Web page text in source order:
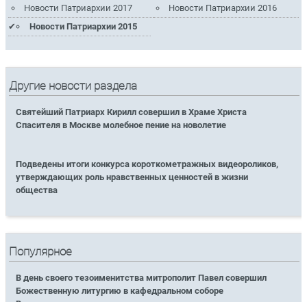
Новости Патриархии 2017
Новости Патриархии 2016
Новости Патриархии 2015
Другие новости раздела
Святейший Патриарх Кирилл совершил в Храме Христа
Спасителя в Москве молебное пение на новолетие
Подведены итоги конкурса короткометражных видеороликов,
утверждающих роль нравственных ценностей в жизни
общества
Популярное
В день своего тезоименитства митрополит Павел совершил
Божественную литургию в кафедральном соборе